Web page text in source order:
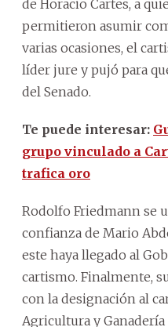
de Horacio Cartes, a
permitieron asumir
varias ocasiones, el
líder jure y pujó para
del Senado.
Te puede interesar:
grupo vinculado a
trafica oro
Rodolfo Friedmann se
confianza de Mario
este haya llegado al
cartismo. Finalmente,
con la designación al
Agricultura y Ganadería